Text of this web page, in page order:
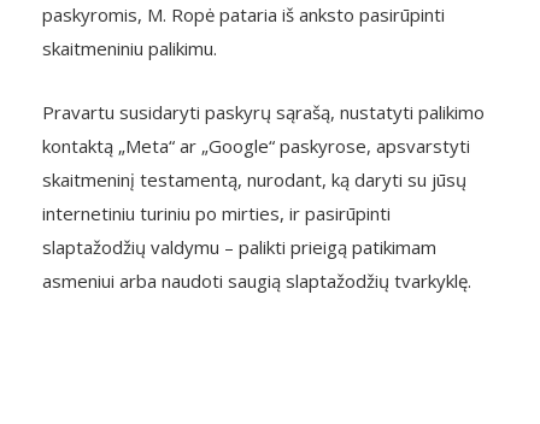
paskyromis, M. Ropė pataria iš anksto pasirūpinti
skaitmeniniu palikimu.
Pravartu susidaryti paskyrų sąrašą, nustatyti palikimo
kontaktą „Meta“ ar „Google“ paskyrose, apsvarstyti
skaitmeninį testamentą, nurodant, ką daryti su jūsų
internetiniu turiniu po mirties, ir pasirūpinti
slaptažodžių valdymu – palikti prieigą patikimam
asmeniui arba naudoti saugią slaptažodžių tvarkyklę.